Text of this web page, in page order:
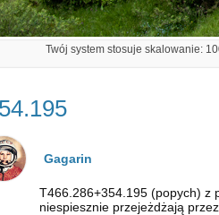
Twój system stosuje skalowanie:
Gagarin
T466.286+354.195 (popych) z
niespiesznie przejeżdżają